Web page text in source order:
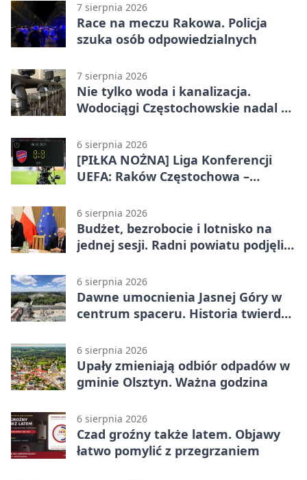
7 sierpnia 2026
Race na meczu Rakowa. Policja
szuka osób odpowiedzialnych
7 sierpnia 2026
Nie tylko woda i kanalizacja.
Wodociągi Częstochowskie nadal w
6 sierpnia 2026
[PIŁKA NOŻNA] Liga Konferencji
UEFA: Raków Częstochowa –
meczu III rundy eliminacji
6 sierpnia 2026
Budżet, bezrobocie i lotnisko na
jednej sesji. Radni powiatu podjęli
6 sierpnia 2026
Dawne umocnienia Jasnej Góry w
centrum spaceru. Historia twierdzy
6 sierpnia 2026
Upały zmieniają odbiór odpadów w
gminie Olsztyn. Ważna godzina
6 sierpnia 2026
Czad groźny także latem. Objawy
łatwo pomylić z przegrzaniem